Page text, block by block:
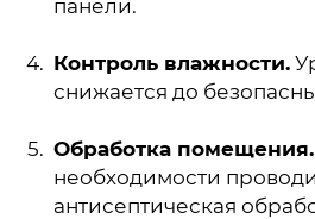
панели.
Контроль влажности.
снижается до
Обработка помещения.
необходимости
антисептическая